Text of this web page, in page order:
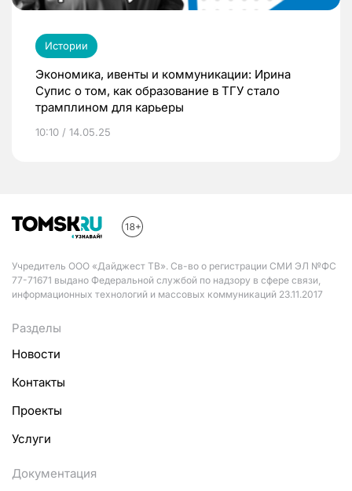
Истории
Экономика, ивенты и коммуникации: Ирина
Супис о том, как образование в ТГУ стало
трамплином для карьеры
10:10 / 14.05.25
Учредитель ООО «Дайджест ТВ». Св-во о регистрации СМИ ЭЛ №ФС
77-71671 выдано Федеральной службой по надзору в сфере связи,
информационных технологий и массовых коммуникаций 23.11.2017
Разделы
Новости
Контакты
Проекты
Услуги
Документация